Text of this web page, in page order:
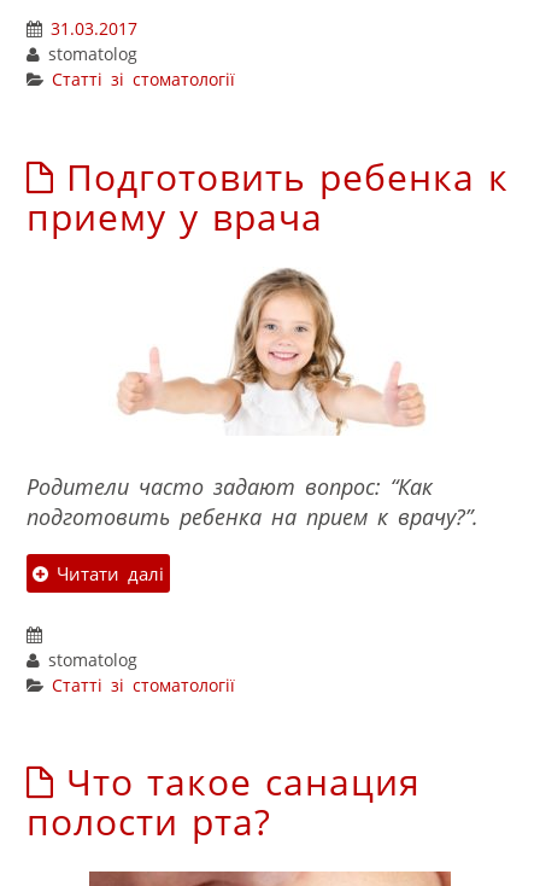
31.03.2017
stomatolog
Статті зі стоматології
Подготовить ребенка к
приему у врача
Родители часто задают вопрос: “Как
подготовить ребенка на прием к врачу?”.
Читати далі
stomatolog
Статті зі стоматології
Что такое санация
полости рта?